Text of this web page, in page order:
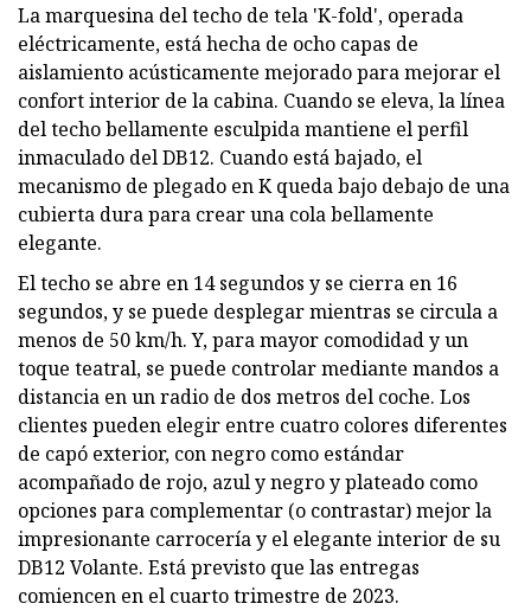
La marquesina del techo de tela 'K-fold', operada
eléctricamente, está hecha de ocho capas de
aislamiento acústicamente mejorado para mejorar el
confort interior de la cabina. Cuando se eleva, la línea
del techo bellamente esculpida mantiene el perfil
inmaculado del DB12. Cuando está bajado, el
mecanismo de plegado en K queda bajo debajo de una
cubierta dura para crear una cola bellamente
elegante.
El techo se abre en 14 segundos y se cierra en 16
segundos, y se puede desplegar mientras se circula a
menos de 50 km/h. Y, para mayor comodidad y un
toque teatral, se puede controlar mediante mandos a
distancia en un radio de dos metros del coche. Los
clientes pueden elegir entre cuatro colores diferentes
de capó exterior, con negro como estándar
acompañado de rojo, azul y negro y plateado como
opciones para complementar (o contrastar) mejor la
impresionante carrocería y el elegante interior de su
DB12 Volante. Está previsto que las entregas
comiencen en el cuarto trimestre de 2023.